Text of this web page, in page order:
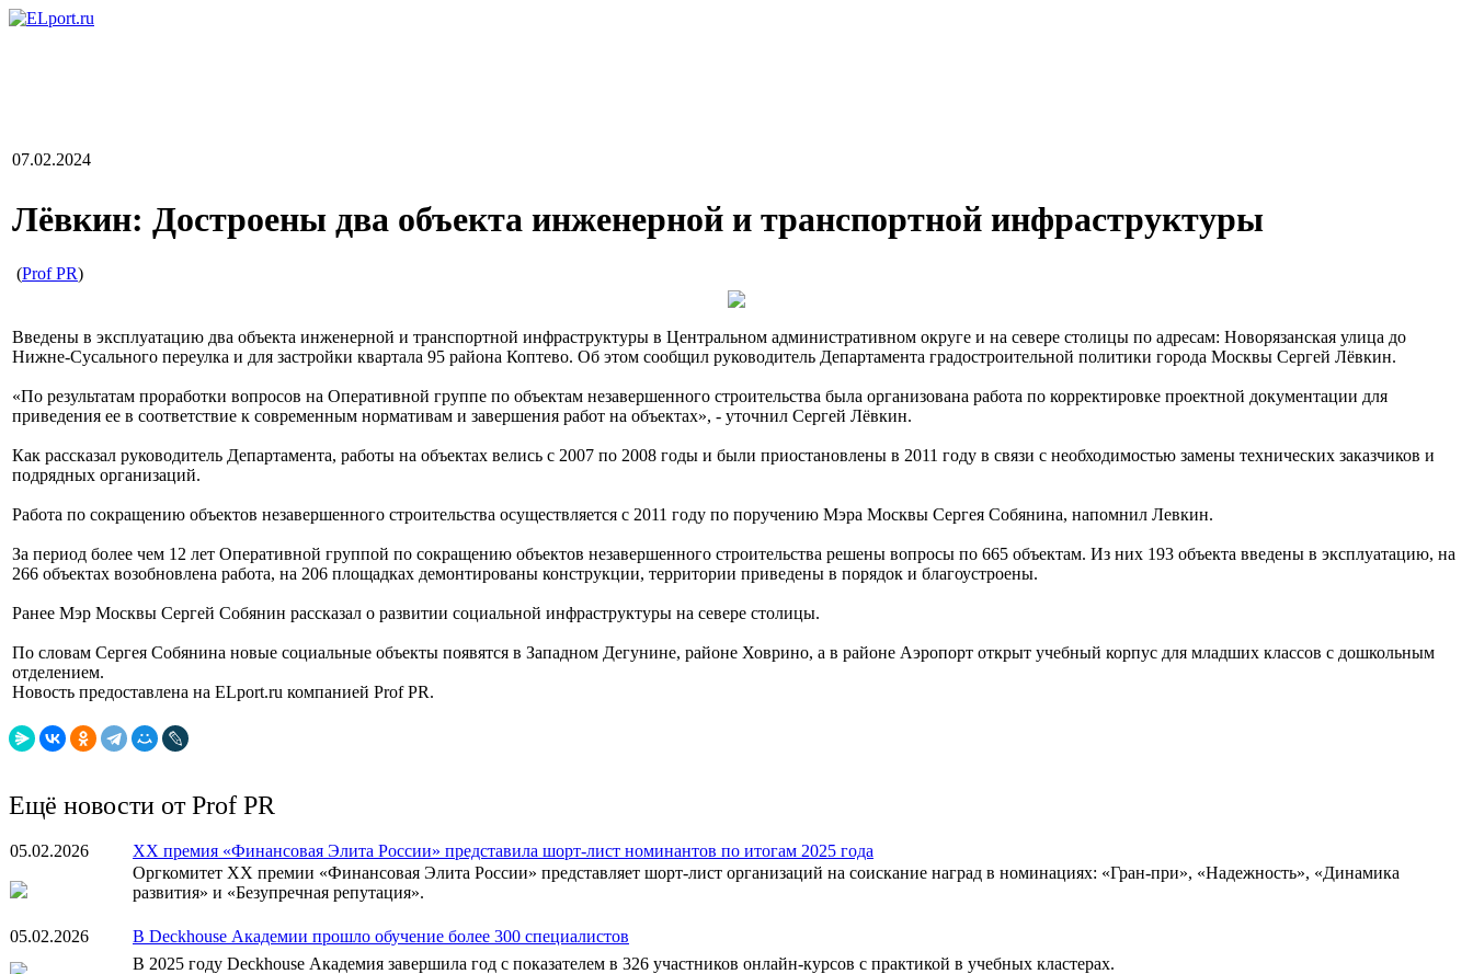
07.02.2024
Лёвкин: Достроены два объекта инженерной и транспортной инфраструктуры
(Prof PR)
Введены в эксплуатацию два объекта инженерной и транспортной инфраструктуры в Центральном административном округе и на севере столицы по адресам: Новорязанская улица до
Нижне-Сусального переулка и для застройки квартала 95 района Коптево. Об этом сообщил руководитель Департамента градостроительной политики города Москвы Сергей Лёвкин.
«По результатам проработки вопросов на Оперативной группе по объектам незавершенного строительства была организована работа по корректировке проектной документации для
приведения ее в соответствие к современным нормативам и завершения работ на объектах», - уточнил Сергей Лёвкин.
Как рассказал руководитель Департамента, работы на объектах велись с 2007 по 2008 годы и были приостановлены в 2011 году в связи с необходимостью замены технических заказчиков и
подрядных организаций.
Работа по сокращению объектов незавершенного строительства осуществляется с 2011 году по поручению Мэра Москвы Сергея Собянина, напомнил Левкин.
За период более чем 12 лет Оперативной группой по сокращению объектов незавершенного строительства решены вопросы по 665 объектам. Из них 193 объекта введены в эксплуатацию, на
266 объектах возобновлена работа, на 206 площадках демонтированы конструкции, территории приведены в порядок и благоустроены.
Ранее Мэр Москвы Сергей Собянин рассказал о развитии социальной инфраструктуры на севере столицы.
По словам Сергея Собянина новые социальные объекты появятся в Западном Дегунине, районе Ховрино, а в районе Аэропорт открыт учебный корпус для младших классов с дошкольным
отделением.
Новость предоставлена на ELport.ru компанией Prof PR.
Ещё новости от Prof PR
05.02.2026
XX премия «Финансовая Элита России» представила шорт-лист номинантов по итогам 2025 года
Оргкомитет XX премии «Финансовая Элита России» представляет шорт-лист организаций на соискание наград в номинациях: «Гран-при», «Надежность», «Динамика
развития» и «Безупречная репутация».
05.02.2026
В Deckhouse Академии прошло обучение более 300 специалистов
В 2025 году Deckhouse Академия завершила год с показателем в 326 участников онлайн-курсов с практикой в учебных кластерах.